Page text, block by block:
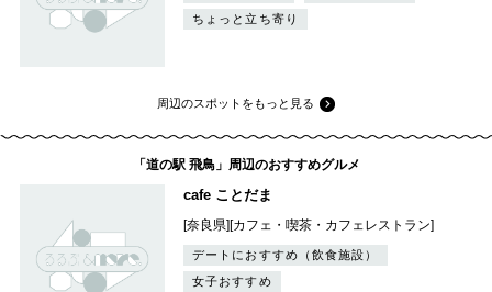
ちょっと立ち寄り
周辺のスポットをもっと見る
「道の駅 飛鳥」周辺のおすすめグルメ
cafe ことだま
[奈良県][カフェ・喫茶・カフェレストラン]
デートにおすすめ（飲食施設）
女子おすすめ